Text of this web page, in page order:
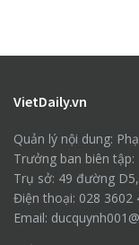
VietDaily.vn
Quản lý nội dung:
Trưởng ban biên
Trụ sở: 49 đường
Điện thoại: 028 3602
Email: